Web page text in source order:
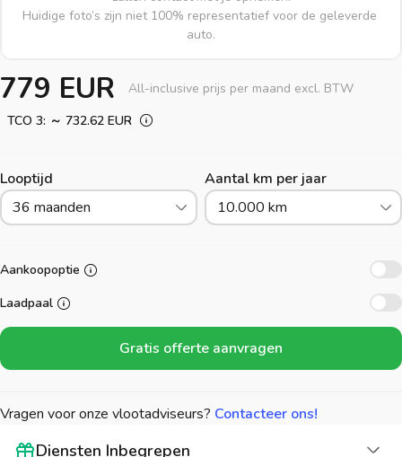
Huidige foto’s zijn niet 100% representatief voor de geleverde
auto.
779 EUR
All-inclusive prijs per maand excl. BTW
TCO 3: ～ 732.62 EUR
Looptijd
36 maanden
Aantal km per jaar
10.000 km
Aankoopoptie
Laadpaal
Gratis offerte aanvragen
Vragen voor onze vlootadviseurs? Contacteer ons!
Diensten Inbegrepen